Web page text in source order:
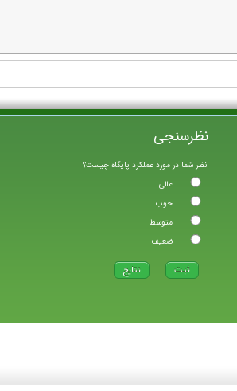
نظرسنجی
نظر شما در مورد عملکرد پایگاه چیست؟
عالی
خوب
متوسط
ضعیف